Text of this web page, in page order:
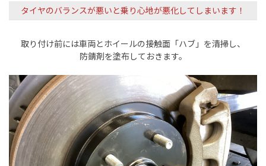
タイヤのバランスが悪いと乗り心地が悪化してしまいます！
取り付け前には車両とホイールの接触面「ハブ」を清掃し、
防錆剤を塗布しておきます。